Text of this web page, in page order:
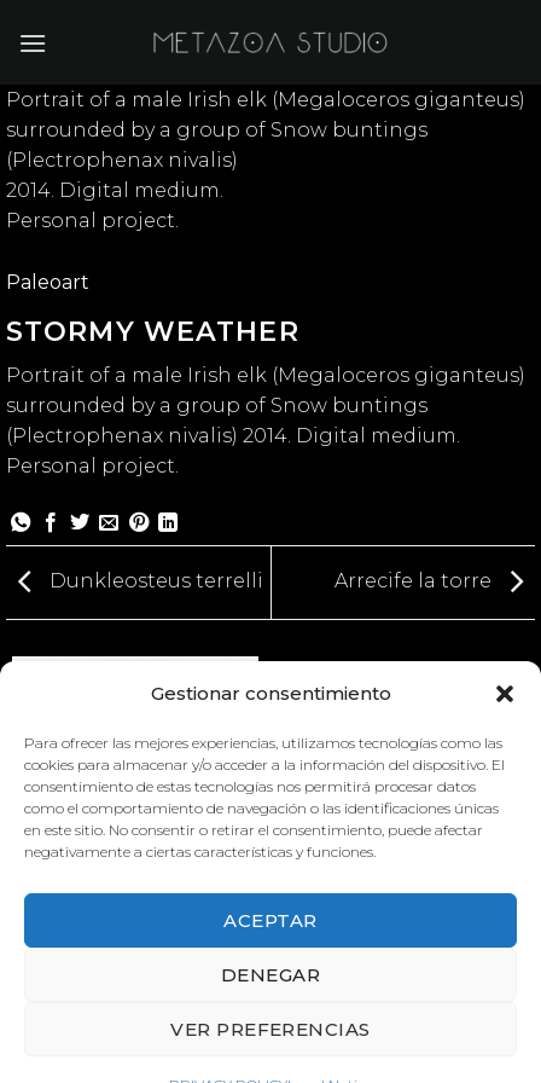
Gestionar consentimiento
Para ofrecer las mejores experiencias, utilizamos tecnologías como las
cookies para almacenar y/o acceder a la información del dispositivo. El
consentimiento de estas tecnologías nos permitirá procesar datos
como el comportamiento de navegación o las identificaciones únicas
en este sitio. No consentir o retirar el consentimiento, puede afectar
negativamente a ciertas características y funciones.
ACEPTAR
DENEGAR
VER PREFERENCIAS
Paleoart
STORMY WEATHER
Portrait of a male Irish elk (Megaloceros giganteus)
surrounded by a group of Snow buntings
(Plectrophenax nivalis) 2014. Digital medium.
Personal project.
Portrait of a male Irish elk (Megaloceros giganteus)
surrounded by a group of Snow buntings
(Plectrophenax nivalis)
2014. Digital medium.
Personal project.
Dunkleosteus terrelli Arrecife la torre
ARRECIFE LA TORRE